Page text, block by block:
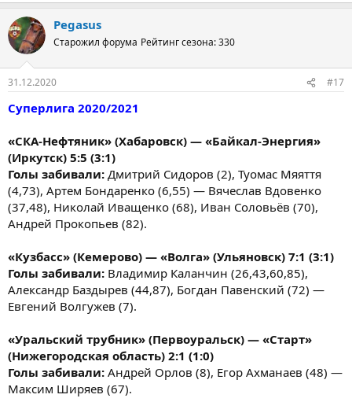
Pegasus
Старожил форума Рейтинг сезона: 330
31.12.2020 #17
Суперлига 2020/2021
«СКА-Нефтяник» (Хабаровск) — «Байкал-Энергия»
(Иркутск) 5:5 (3:1)
Голы забивали: Дмитрий Сидоров (2), Туомас Мяяття
(4,73), Артем Бондаренко (6,55) — Вячеслав Вдовенко
(37,48), Николай Иващенко (68), Иван Соловьёв (70),
Андрей Прокопьев (82).
«Кузбасс» (Кемерово) — «Волга» (Ульяновск) 7:1 (3:1)
Голы забивали: Владимир Каланчин (26,43,60,85),
Александр Баздырев (44,87), Богдан Павенский (72) —
Евгений Волгужев (7).
«Уральский трубник» (Первоуральск) — «Старт»
(Нижегородская область) 2:1 (1:0)
Голы забивали: Андрей Орлов (8), Егор Ахманаев (48) —
Максим Ширяев (67).